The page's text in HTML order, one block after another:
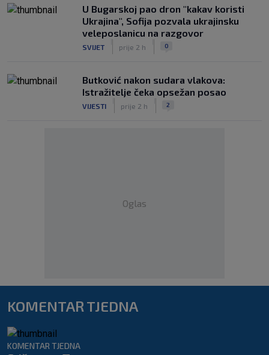
U Bugarskoj pao dron "kakav koristi
Ukrajina", Sofija pozvala ukrajinsku
veleposlanicu na razgovor
SVIJET prije 2 h 0
Butković nakon sudara vlakova:
Istražitelje čeka opsežan posao
VIJESTI prije 2 h 2
Oglas
KOMENTAR TJEDNA
KOMENTAR TJEDNA